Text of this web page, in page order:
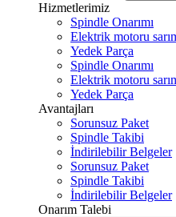
Hizmetlerimiz
Spindle Onarımı
Elektrik motoru
Yedek Parça
Spindle Onarımı
Elektrik motoru
Yedek Parça
Avantajları
Sorunsuz Paket
Spindle Takibi
İndirilebilir Belgeler
Sorunsuz Paket
Spindle Takibi
İndirilebilir Belgeler
Onarım Talebi